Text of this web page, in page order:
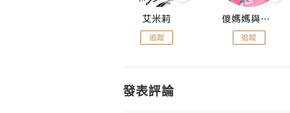
艾米莉
追蹤
儍媽媽與兩隻小魔怪之家
追蹤
發表評論